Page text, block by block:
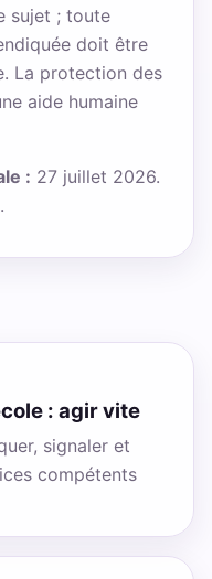
sujet ; toute
doit être
La protection des
aide humaine
: 27 juillet 2026.
.
: agir vite
signaler et
compétents